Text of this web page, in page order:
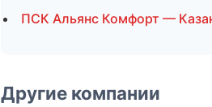
ПСК Альянс Комфорт —
Другие компании